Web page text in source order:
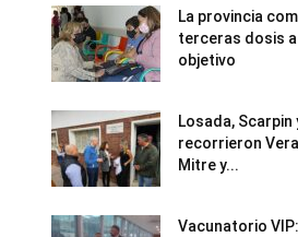
La provincia
terceras dosis
objetivo
Losada, Scarpin
recorrieron
Mitre y...
Vacunatorio